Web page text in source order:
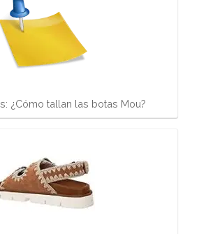
¿Cómo tallan las botas Mou?